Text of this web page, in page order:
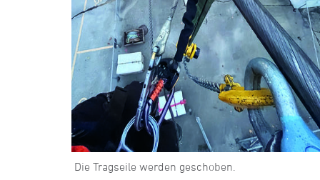
Die Tragseile werden geschoben.